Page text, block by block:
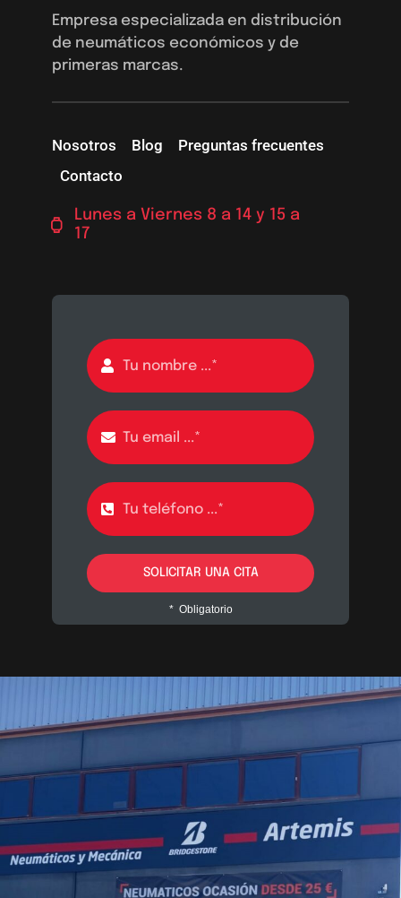
Empresa especializada en distribución
de neumáticos económicos y de
primeras marcas.
Nosotros Blog
Preguntas frecuentes
Contacto
Lunes a Viernes 8 a 14 y 15 a
17
SOLICITAR UNA CITA
* Obligatorio